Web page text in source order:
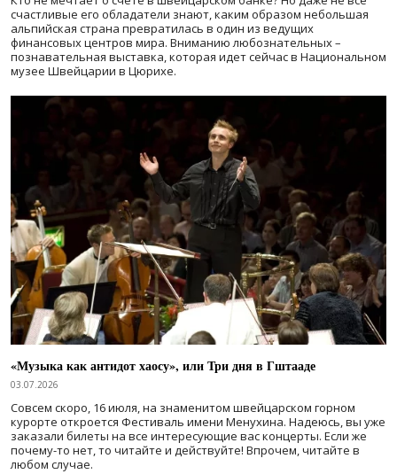
счастливые его обладатели знают, каким образом небольшая
альпийская страна превратилась в один из ведущих
финансовых центров мира. Вниманию любознательных –
познавательная выставка, которая идет сейчас в Национальном
музее Швейцарии в Цюрихе.
«Музыка как антидот хаосу», или Три дня в Гштааде
03.07.2026
Совсем скоро, 16 июля, на знаменитом швейцарском горном
курорте откроется Фестиваль имени Менухина. Надеюсь, вы уже
заказали билеты на все интересующие вас концерты. Если же
почему-то нет, то читайте и действуйте! Впрочем, читайте в
любом случае.